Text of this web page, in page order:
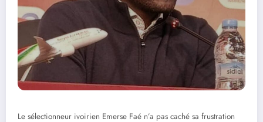
Le sélectionneur ivoirien Emerse Faé n’a pas caché sa frustration